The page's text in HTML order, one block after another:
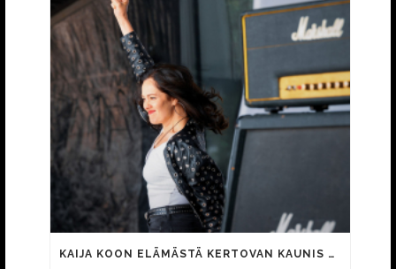
KAIJA KOON ELÄMÄSTÄ KERTOVAN KAUNIS RIETAS ONNELLINEN -ELOKUVAN TRAILER JULKI